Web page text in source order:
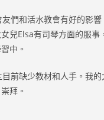
們和活水教會有好的影
兒Elsa有司琴方面的服事
中。
前缺少教材和人手。我
拜。